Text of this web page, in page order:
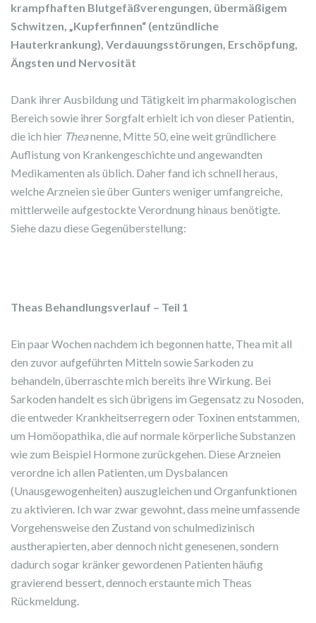
krampfhaften Blutgefäßverengungen, übermäßigem
Schwitzen, „Kupferfinnen“ (entzündliche
Hauterkrankung), Verdauungsstörungen, Erschöpfung,
Ängsten und Nervosität
Dank ihrer Ausbildung und Tätigkeit im pharmakologischen
Bereich sowie ihrer Sorgfalt erhielt ich von dieser Patientin,
die ich hier Theanenne, Mitte 50, eine weit gründlichere
Auflistung von Krankengeschichte und angewandten
Medikamenten als üblich. Daher fand ich schnell heraus,
welche Arzneien sie über Gunters weniger umfangreiche,
mittlerweile aufgestockte Verordnung hinaus benötigte.
Siehe dazu diese Gegenüberstellung:
Theas Behandlungsverlauf – Teil 1
Ein paar Wochen nachdem ich begonnen hatte, Thea mit all
den zuvor aufgeführten Mitteln sowie Sarkoden zu
behandeln, überraschte mich bereits ihre Wirkung. Bei
Sarkoden handelt es sich übrigens im Gegensatz zu Nosoden,
die entweder Krankheitserregern oder Toxinen entstammen,
um Homöopathika, die auf normale körperliche Substanzen
wie zum Beispiel Hormone zurückgehen. Diese Arzneien
verordne ich allen Patienten, um Dysbalancen
(Unausgewogenheiten) auszugleichen und Organfunktionen
zu aktivieren. Ich war zwar gewohnt, dass meine umfassende
Vorgehensweise den Zustand von schulmedizinisch
austherapierten, aber dennoch nicht genesenen, sondern
dadurch sogar kränker gewordenen Patienten häufig
gravierend bessert, dennoch erstaunte mich Theas
Rückmeldung.